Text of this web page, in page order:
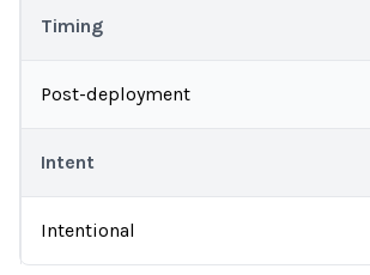
Timing
Post-deployment
Intent
Intentional